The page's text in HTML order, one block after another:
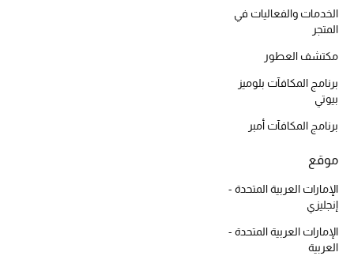
الخدمات والفعاليات في
المتجر
مكتشف العطور
برنامج المكافآت بلوميز
بيوتي
برنامج المكافآت أمبر
موقع
الإمارات العربية المتحدة -
إنجليزي
الإمارات العربية المتحدة -
العربية